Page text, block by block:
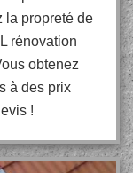
la propreté de
rénovation
obtenez
à des prix
!